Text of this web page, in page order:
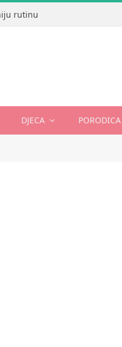
rutinu
DJECA PORODICA